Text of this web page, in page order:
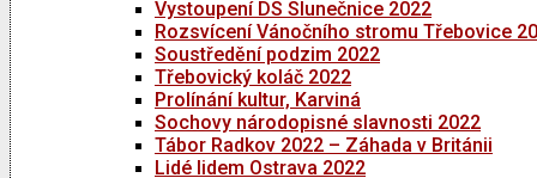
Vystoupení DS Slunečnice 2022
Rozsvícení Vánočního stromu Třebovice
Soustředění podzim 2022
Třebovický koláč 2022
Prolínání kultur, Karviná
Sochovy národopisné slavnosti 2022
Tábor Radkov 2022 – Záhada v Británii
Lidé lidem Ostrava 2022